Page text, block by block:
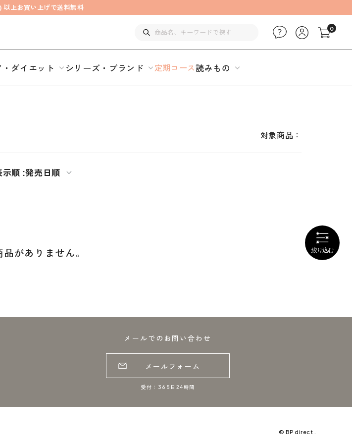
上お買い上げで送料無料
0
ダイエット シリーズ・ブランド 定期コース読みもの
対象商品：
示順 :発売日順
がありません。
メールでのお問い合わせ
メールフォーム
受付：365日24時間
© BP direct .